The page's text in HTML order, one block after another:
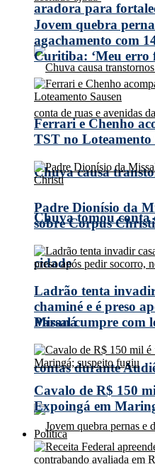
aradora para
Chuva causa
Chuva tomou conta
cidade
Missal cumpre com
contas durante
Jovem quebra
agachamento com
Curitiba: ‘Meu erro
Ferrari e Chenho
TST no Loteamento
Padre Dionísio da
sobre Corpus Christi
Ladrão tenta
chaminé e é preso
Paraná
Cavalo de R$ 150
Expoingá em
Política